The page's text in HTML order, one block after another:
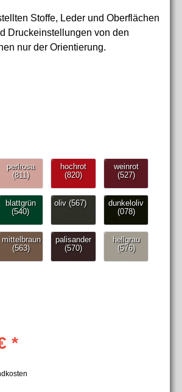
Stoffe, Leder und Oberflächen
Druckeinstellungen von den
nur der Orientierung.
*